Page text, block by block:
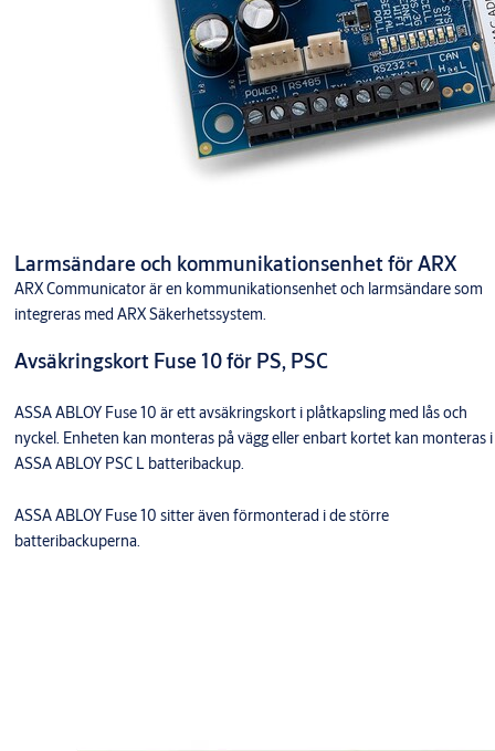
Larmsändare och kommunikationsenhet för ARX
ARX Communicator är en kommunikationsenhet och larmsändare som
integreras med ARX Säkerhetssystem.
Avsäkringskort Fuse 10 för PS, PSC
ASSA ABLOY Fuse 10 är ett avsäkringskort i plåtkapsling med lås och
nyckel. Enheten kan monteras på vägg eller enbart kortet kan monteras i
ASSA ABLOY PSC L batteribackup.
ASSA ABLOY Fuse 10 sitter även förmonterad i de större
batteribackuperna.